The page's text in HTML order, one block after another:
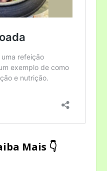
Mais 👇